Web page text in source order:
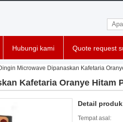
Hubungi kami Quote request
Microwave Dipanaskan Kafetaria
Kafetaria Oranye Hitam
Detail
Tempat asal: